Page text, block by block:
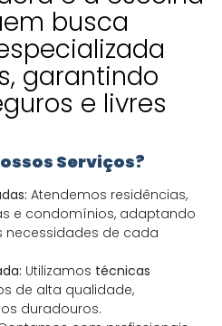
busca
garantindo
e livres
Serviços?
Atendemos residências,
e condomínios, adaptando
necessidades de cada
Utilizamos técnicas
de alta qualidade,
duradouros.